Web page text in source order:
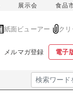
展示会 食品
紙面ビューアー ク
メルマガ登録 電子